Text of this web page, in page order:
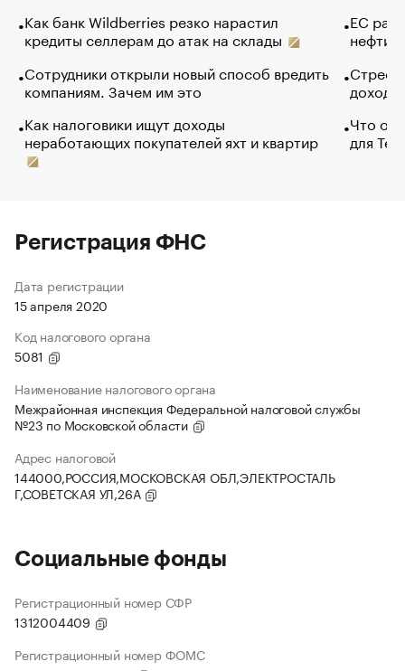
Как банк Wildberries резко нарастил
кредиты селлерам до атак на склады
Сотрудники открыли новый способ вредить
компаниям. Зачем им это
Как налоговики ищут доходы
неработающих покупателей яхт и квартир
ЕС
нефти
Что
для
Регистрация ФНС
Дата регистрации
15 апреля 2020
Код налогового органа
5081
Наименование налогового органа
Межрайонная инспекция Федеральной налоговой службы
№23 по Московской области
Адрес налоговой
144000,РОССИЯ,МОСКОВСКАЯ ОБЛ,ЭЛЕКТРОСТАЛЬ
Г,СОВЕТСКАЯ УЛ,26А
Социальные фонды
Регистрационный номер СФР
1312004409
Регистрационный номер ФОМС